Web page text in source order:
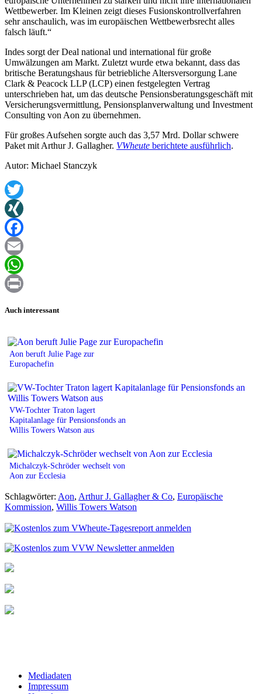
Wettbewerber. Im Kleinen zeigt dieses Fusionskontrollverfahren
sehr anschaulich, was im europäischen Wettbewerbsrecht alles
falsch läuft.“
Indes sorgt der Deal national und international für große
Umwälzungen am Markt. Zuletzt wurde etwa bekannt, dass das
britische Beratungshaus für betriebliche Altersversorgung Lane
Clark & Peacock LLP (LCP) einen festgelegten Vertrag
unterschrieben hat, um das deutsche Pensionsberatungsgeschäft mit
Versicherungsvermittlung, Pensionsplanverwaltung und Investment
Consulting von Aon zu übernehmen.
Für großes Aufsehen sorgte auch das 3,57 Mrd. Dollar schwere
Paket mit Arthur J. Gallagher. VWheute berichtete ausführlich.
Autor: Michael Stanczyk
Twitter
XING
Facebook
Email
WhatsApp
Auch interessant
Aon beruft Julie Page zur
Europachefin
VW-Tochter Traton lagert
Kapitalanlage für Pensionsfonds an
Willis Towers Watson aus
Michalczyk-Schröder wechselt von
Aon zur Ecclesia
Schlagwörter: Aon, Arthur J. Gallagher & Co, Europäische
Kommission, Willis Towers Watson
Mediadaten
Impressum